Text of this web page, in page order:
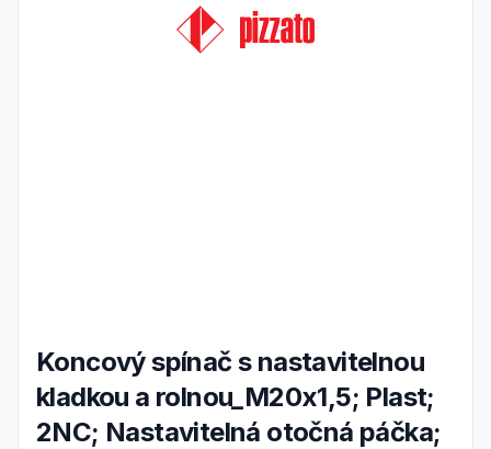
Koncový spínač s nastavitelnou
kladkou a rolnou_M20x1,5; Plast;
2NC; Nastavitelná otočná páčka;